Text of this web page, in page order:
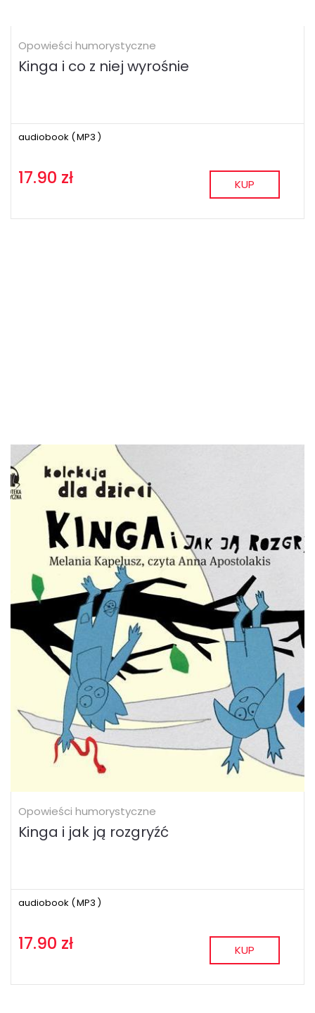
Opowieści humorystyczne
Kinga i co z niej wyrośnie
audiobook (MP3 )
17.90 zł KUP
Opowieści humorystyczne
Kinga i jak ją rozgryźć
audiobook (MP3 )
17.90 zł KUP